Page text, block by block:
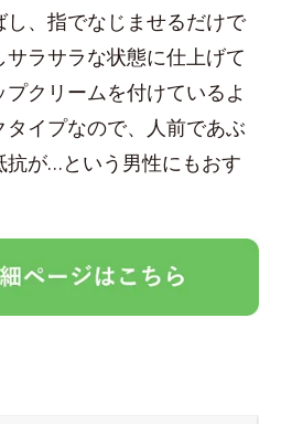
、指でなじませるだけで
サラサラな状態に仕上げて
クリームを付けているよ
イプなので、人前であぶ
抗が…という男性にもおす